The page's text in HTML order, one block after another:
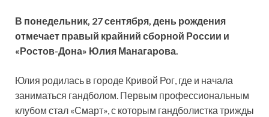
В понедельник, 27 сентября, день рождения
отмечает правый крайний сборной России и
«Ростов-Дона» Юлия Манагарова.
Юлия родилась в городе Кривой Рог, где и начала
заниматься гандболом. Первым профессиональным
клубом стал «Смарт», с которым гандболистка трижды